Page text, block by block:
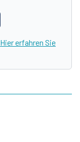
Hier erfahren Sie